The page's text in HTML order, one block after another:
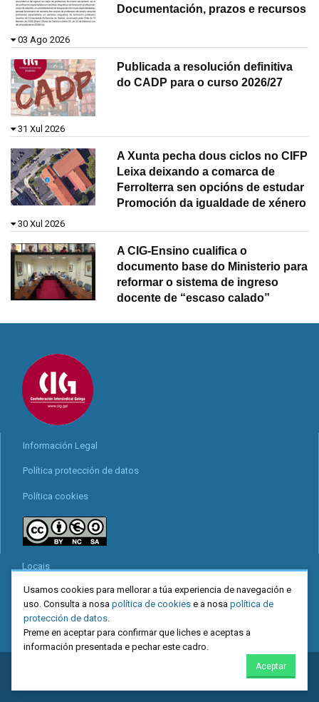
Documentación, prazos e recursos
03 Ago 2026
Publicada a resolución definitiva
do CADP para o curso 2026/27
31 Xul 2026
A Xunta pecha dous ciclos no CIFP
Leixa deixando a comarca de
Ferrolterra sen opcións de estudar
Promoción da igualdade de xénero
30 Xul 2026
A CIG-Ensino cualifica o
documento base do Ministerio para
reformar o sistema de ingreso
docente de “escaso calado”
Información Legal
Política protección de datos
Política cookies
Locais
Mapa web
Redes sociais
. Confederación Intersindical Galega - Miguel Ferro Caaveiro
Usamos cookies para mellorar a túa experiencia de navegación e
uso. Consulta a nosa política de cookies e a nosa política de
protección de datos
Preme en aceptar para confirmar que liches e aceptas a
información presentada e pechar este cadro.
Aceptar